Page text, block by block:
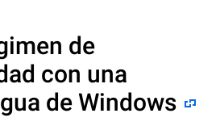
de
con una
de Windows